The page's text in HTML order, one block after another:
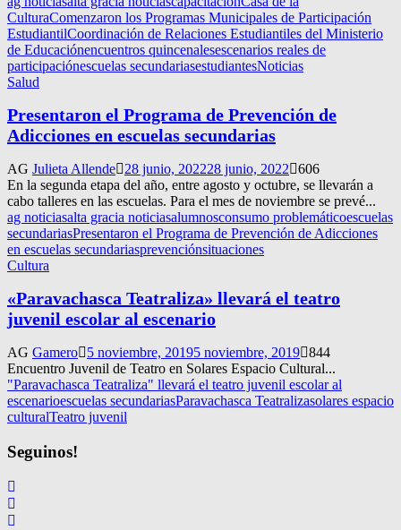
CulturaComenzaron los Programas Municipales de Participación
EstudiantilCoordinación de Relaciones Estudiantiles del Ministerio
de Educaciónencuentros quincenalesescenarios reales de
participaciónescuelas secundariasestudiantesNoticias
Salud
Presentaron el Programa de Prevención de
Adicciones en escuelas secundarias
AG Julieta Allende 28 junio, 202228 junio, 2022
606
En la segunda etapa del año, entre agosto y octubre, se llevarán a
cabo talleres en las escuelas. Para el mes de noviembre se prevé...
ag noticiasalta gracia noticiasalumnosconsumo problemáticoescuelas
secundariasPresentaron el Programa de Prevención de Adicciones
en escuelas secundariasprevenciónsituaciones
Cultura
«Paravachasca Teatraliza» llevará el teatro
juvenil escolar al escenario
AG Gamero 5 noviembre, 20195 noviembre, 2019 844
Encuentro Juvenil de Teatro en Solares Espacio Cultural...
"Paravachasca Teatraliza" llevará el teatro juvenil escolar al
escenarioescuelas secundariasParavachasca Teatralizasolares espacio
culturalTeatro juvenil
Seguinos!